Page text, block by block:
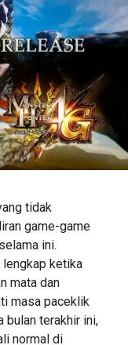
tidak
game-game
ini.
lengkap ketika
mata dan
masa paceklik
bulan terakhir ini,
normal di